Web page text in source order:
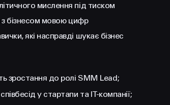
мислення під тиском
з бізнесом мовою цифр
які насправді шукає бізнес
зростання до ролі SMM Lead;
у стартапи та IT-компанії;